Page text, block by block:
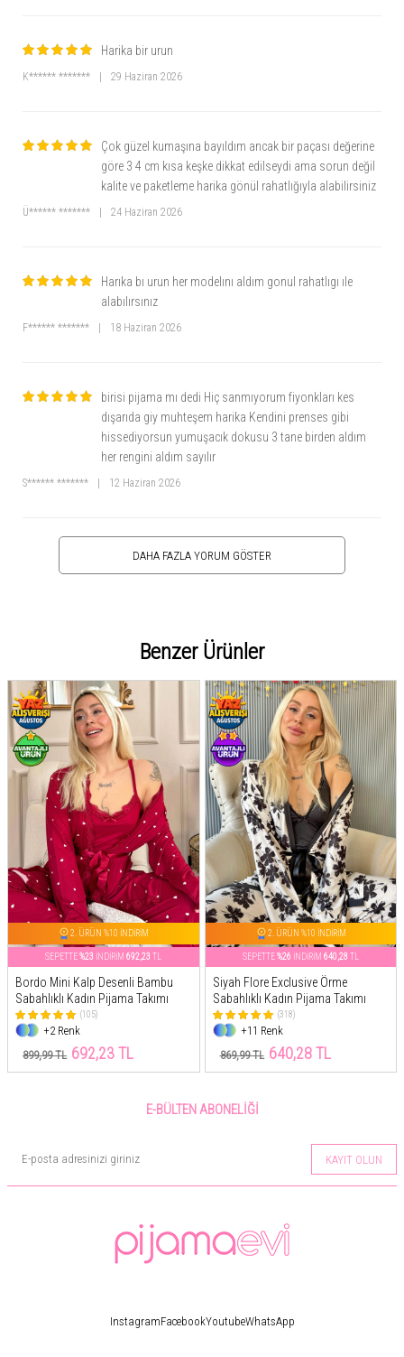
Harika bir urun
K****** ******* 29 Haziran 2026
Çok güzel kumaşına bayıldım ancak bir paçası değerine
göre 3 4 cm kısa keşke dikkat edilseydi ama sorun değil
kalite ve paketleme harika gönül rahatlığıyla alabilirsiniz
Ü****** ******* 24 Haziran 2026
Harıka bı urun her modelını aldım gonul rahatlıgı ıle
alabılırsınız
F****** ******* 18 Haziran 2026
birisi pijama mı dedi Hiç sanmıyorum fiyonkları kes
dışarıda giy muhteşem harika Kendini prenses gibi
hissediyorsun yumuşacık dokusu 3 tane birden aldım
her rengini aldım sayılır
S****** ******* 12 Haziran 2026
DAHA FAZLA YORUM GÖSTER
Benzer Ürünler
2. ÜRÜN %10 İNDİRİM
SEPETTE%23 İNDİRİM692,23 TL
Bordo Mini Kalp Desenli Bambu
Sabahlıklı Kadın Pijama Takımı
(105)
+2 Renk
899,99 TL 692,23 TL
2. ÜRÜN %10 İNDİRİM
SEPETTE%26 İNDİRİM 640,28 TL
Siyah Flore Exclusive Örme
Sabahlıklı Kadın Pijama Takımı
(318)
+11 Renk
869,99 TL 640,28 TL
E-BÜLTEN ABONELIĞI
KAYIT OLUN
InstagramFacebookYoutubeWhatsApp